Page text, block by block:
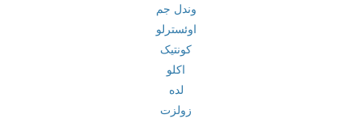
وندل جم
اوئسترلو
کونتیک
اکلو
لده
زولزت